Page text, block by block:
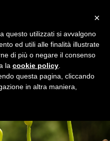
×
questo utilizzati si avvalgono
ed utili alle finalità illustrate
di più o negare il consenso
la cookie policy
questa pagina, cliccando
in altra maniera,